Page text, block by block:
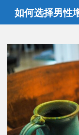
内
如何选择男性